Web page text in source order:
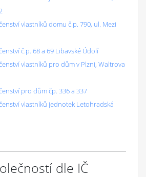
vlastníků domu č.p. 790, ul. Mezi
č.p. 68 a 69 Libavské Údolí
vlastníků pro dům v Plzni, Waltrova
pro dům čp. 336 a 337
vlastníků jednotek Letohradská
dle IČ